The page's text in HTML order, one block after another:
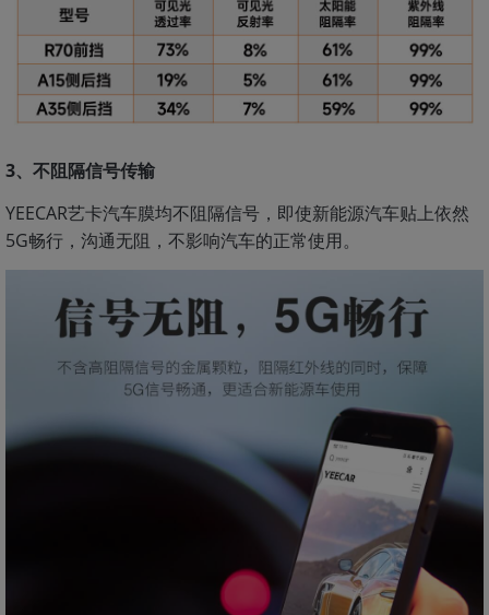
3、不阻隔信号传输
YEECAR艺卡汽车膜均不阻隔信号，即使新能源汽车贴上依然
5G畅行，沟通无阻，不影响汽车的正常使用。